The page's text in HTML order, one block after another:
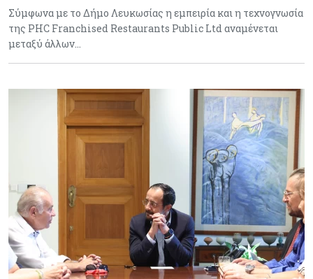
Σύμφωνα με το Δήμο Λευκωσίας η εμπειρία και η τεχνογνωσία
της PHC Franchised Restaurants Public Ltd αναμένεται
μεταξύ άλλων…